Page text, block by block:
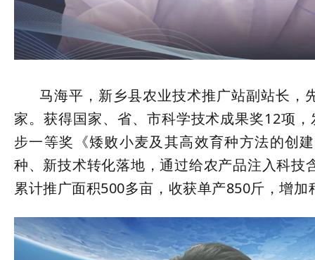
马海平，新乡县农业技术推广站副站长，
家。获得国家、省、市科学技术成果奖12项
步一等奖《矮败小麦及其高效育种方法的创
种、新技术转化落地，通过给农产品注入科
累计推广面积500多亩，收获单产850斤，增